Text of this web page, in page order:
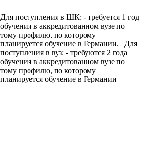
Для поступления в ШК: - требуется 1 год
обучения в аккредитованном вузе по
тому профилю, по которому
планируется обучение в Германии. Для
поступления в вуз: - требуются 2 года
обучения в аккредитованном вузе по
тому профилю, по которому
планируется обучение в Германии